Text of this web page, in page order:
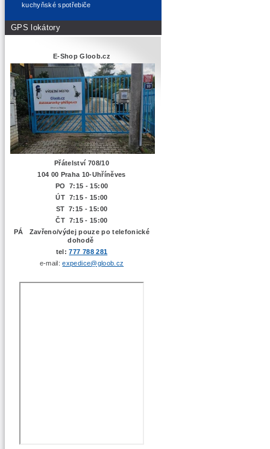
kuchyňské spotřebiče
GPS lokátory
E-Shop Gloob.cz
Přátelství 708/10
104 00 Praha 10-Uhříněves
PO 7:15 - 15:00
ÚT 7:15 - 15:00
ST 7:15 - 15:00
ČT 7:15 - 15:00
PÁ Zavřeno/výdej pouze po telefonické
dohodě
tel:777 788 281
e-mail:expedice@gloob.cz